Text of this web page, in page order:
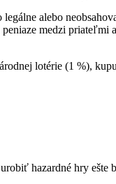
alebo
medzi priateľmi
lotérie (1 %),
hazardné hry ešte